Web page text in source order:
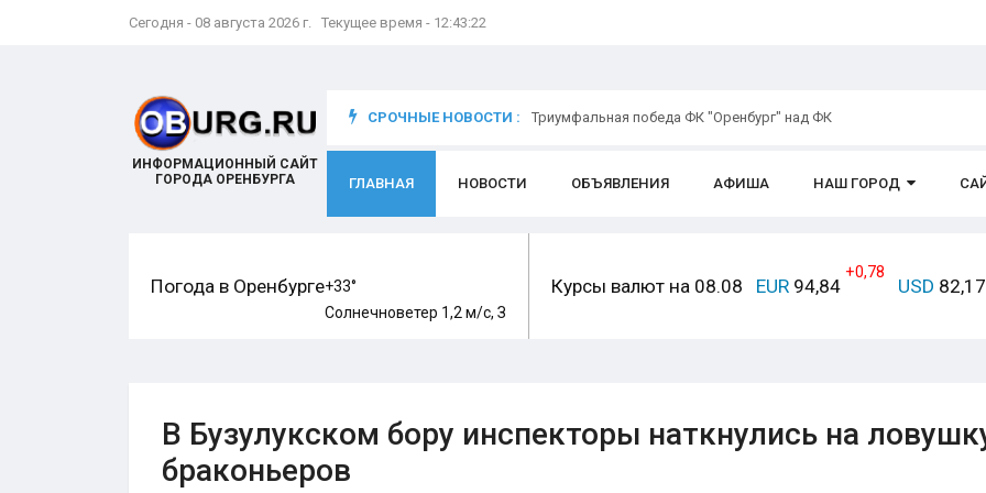
Сегодня - 08 августа 2026 г. Текущее время - 12:43:23
ИНФОРМАЦИОННЫЙ САЙТ
ГОРОДА ОРЕНБУРГА
СРОЧНЫЕ НОВОСТИ :
происходит с игроком Триумфальная победа ФК "Оренбург" над ФК
ГЛАВНАЯ НОВОСТИ ОБЪЯВЛЕНИЯ АФИША НАШ ГОРОД
Погода в Оренбурге+33°
Солнечноветер 1,2 м/с, З
Курсы валют на 08.08 EUR 94,84
+0,78
USD 82,17
В Бузулукском бору инспекторы наткнулись на
браконьеров